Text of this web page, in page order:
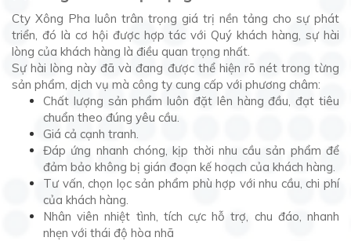
Cty Xông Pha luôn trân trọng giá trị nền tảng cho sự phát
triển, đó là cơ hội được hợp tác với Quý khách hàng, sự hài
lòng của khách hàng là điều quan trọng nhất.
Sự hài lòng này đã và đang được thể hiện rõ nét trong từng
sản phẩm, dịch vụ mà công ty cung cấp với phương châm:
Chất lượng sản phẩm luôn đặt lên hàng đầu, đạt tiêu
chuẩn theo đúng yêu cầu.
Giá cả cạnh tranh.
Đáp ứng nhanh chóng, kịp thời nhu cầu sản phẩm để
đảm bảo không bị gián đoạn kế hoạch của khách hàng.
Tư vấn, chọn lọc sản phẩm phù hợp với nhu cầu, chi phí
của khách hàng.
Nhân viên nhiệt tình, tích cực hỗ trợ, chu đáo, nhanh
nhẹn với thái độ hòa nhã